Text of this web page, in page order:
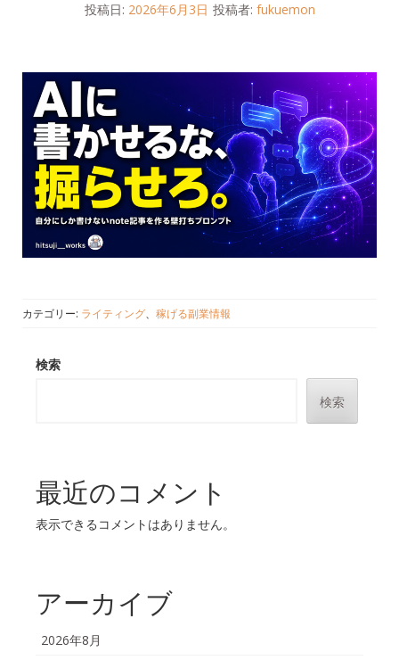
投稿日: 2026年6月3日 投稿者: fukuemon
カテゴリー: ライティング、 稼げる副業情報
検索
検索
最近のコメント
表示できるコメントはありません。
アーカイブ
2026年8月